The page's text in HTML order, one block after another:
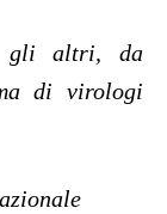
gli altri, da
di virologi